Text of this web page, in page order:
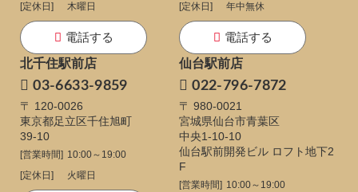
[定休日]
木曜日
電話する
[定休日]
年中無休
電話する
北千住駅前店
03-6633-9859
〒 120-0026
東京都足立区千住旭町
39-10
[営業時間] 10:00～19:00
[定休日]
火曜日
仙台駅前店
022-796-7872
〒 980-0021
宮城県仙台市青葉区
中央1-10-10
仙台駅前開発ビル ロフト地下2
F
[営業時間] 10:00～19:00